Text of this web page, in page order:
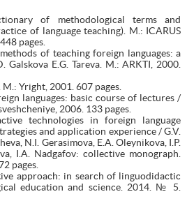
of methodological terms and
of language teaching). M.: ICARUS
pages.
of teaching foreign languages: a
E.G. Tareva. M.: ARKTI, 2000.
M.: Yright, 2001. 607 pages.
languages: basic course of lectures /
2006. 133 pages.
technologies in foreign language
and application experience / G.V.
N.I. Gerasimova, E.A. Oleynikova, I.P.
I.A. Nadgafov: collective monograph.
pages.
approach: in search of linguodidactic
education and science. 2014. № 5.